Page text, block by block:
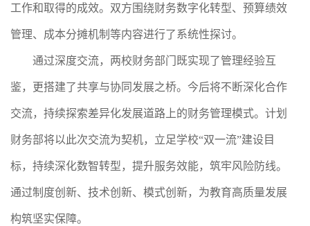
工作和取得的成效。双方围绕财务数字化转型、预算绩效
管理、成本分摊机制等内容进行了系统性探讨。
通过深度交流，两校财务部门既实现了管理经验互
鉴，更搭建了共享与协同发展之桥。今后将不断深化合作
交流，持续探索差异化发展道路上的财务管理模式。计划
财务部将以此次交流为契机，立足学校“双一流”建设目
标，持续深化数智转型，提升服务效能，筑牢风险防线。
通过制度创新、技术创新、模式创新，为教育高质量发展
构筑坚实保障。